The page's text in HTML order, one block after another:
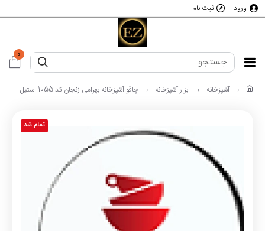
ورود ثبت نام
0
آشپزخانه ابزار آشپزخانه چاقو آشپزخانه بهرامی زنجان کد 1055 استیل
تمام شد